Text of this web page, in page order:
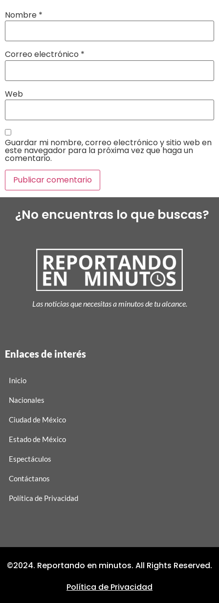
Nombre *
Correo electrónico *
Web
Guardar mi nombre, correo electrónico y sitio web en
este navegador para la próxima vez que haga un
comentario.
¿No encuentras lo que buscas?
Las noticias que necesitas a minutos de tu alcance.
Enlaces de interés
Inicio
Nacionales
Ciudad de México
Estado de México
Espectáculos
Contáctanos
Política de Privacidad
©2024. Reportando en minutos. All Rights Reserved.
Política de Privacidad